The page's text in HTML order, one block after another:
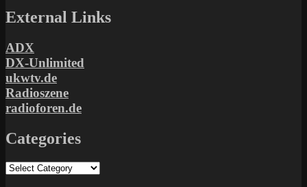
External Links
ADX
DX-Unlimited
ukwtv.de
Radioszene
radioforen.de
Categories
Categories